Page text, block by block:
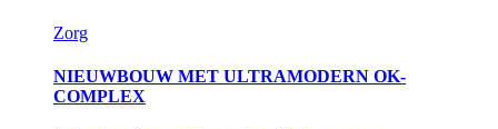
Zorg
NIEUWBOUW MET ULTRAMODERN OK-
COMPLEX